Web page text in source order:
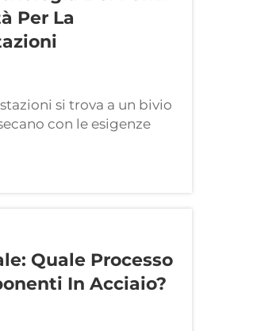
Per La
si trova a un bivio
con le esigenze
e la
Quale Processo
In Acciaio?